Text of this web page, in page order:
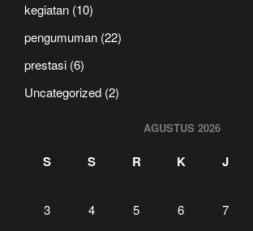
kegiatan (10)
pengumuman (22)
prestasi (6)
Uncategorized (2)
AGUSTUS 2026
S S R K J
3
4 5 6 7